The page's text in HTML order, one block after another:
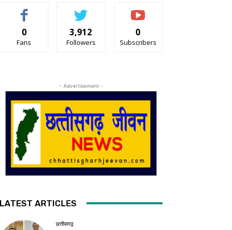
0
Fans
3,912
Followers
0
Subscribers
- Advertisement -
LATEST ARTICLES
छत्तीसगढ़